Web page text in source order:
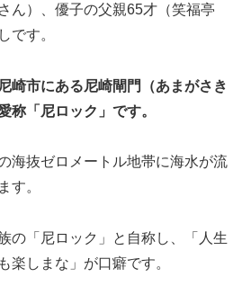
ん）、優子の父親65才（笑福亭
です。
崎市にある尼崎閘門（あまがさき
称「尼ロック」です。
海抜ゼロメートル地帯に海水が流
す。
の「尼ロック」と自称し、「人生
楽しまな」が口癖です。